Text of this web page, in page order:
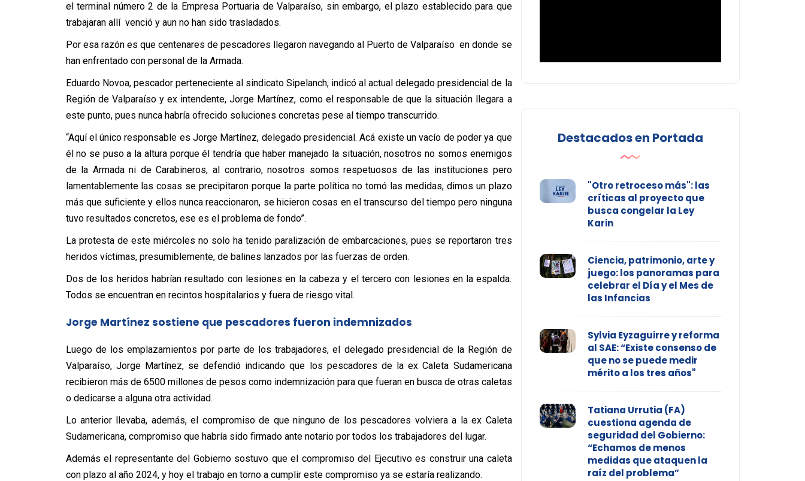
el terminal número 2 de la Empresa Portuaria de Valparaíso, sin embargo, el plazo establecido para que
trabajaran allí venció y aun no han sido trasladados.
Por esa razón es que centenares de pescadores llegaron navegando al Puerto de Valparaíso en donde se
han enfrentado con personal de la Armada.
Eduardo Novoa, pescador perteneciente al sindicato Sipelanch, indicó al actual delegado presidencial de la
Región de Valparaíso y ex intendente, Jorge Martínez, como el responsable de que la situación llegara a
este punto, pues nunca habría ofrecido soluciones concretas pese al tiempo transcurrido.
“Aquí el único responsable es Jorge Martínez, delegado presidencial. Acá existe un vacío de poder ya que
él no se puso a la altura porque él tendría que haber manejado la situación, nosotros no somos enemigos
de la Armada ni de Carabineros, al contrario, nosotros somos respetuosos de las instituciones pero
lamentablemente las cosas se precipitaron porque la parte política no tomó las medidas, dimos un plazo
más que suficiente y ellos nunca reaccionaron, se hicieron cosas en el transcurso del tiempo pero ninguna
tuvo resultados concretos, ese es el problema de fondo”.
La protesta de este miércoles no solo ha tenido paralización de embarcaciones, pues se reportaron tres
heridos víctimas, presumiblemente, de balines lanzados por las fuerzas de orden.
Dos de los heridos habrían resultado con lesiones en la cabeza y el tercero con lesiones en la espalda.
Todos se encuentran en recintos hospitalarios y fuera de riesgo vital.
Jorge Martínez sostiene que pescadores fueron indemnizados
Luego de los emplazamientos por parte de los trabajadores, el delegado presidencial de la Región de
Valparaíso, Jorge Martínez, se defendió indicando que los pescadores de la ex Caleta Sudamericana
recibieron más de 6500 millones de pesos como indemnización para que fueran en busca de otras caletas
o dedicarse a alguna otra actividad.
Lo anterior llevaba, además, el compromiso de que ninguno de los pescadores volviera a la ex Caleta
Sudamericana, compromiso que habría sido firmado ante notario por todos los trabajadores del lugar.
Además el representante del Gobierno sostuvo que el compromiso del Ejecutivo es construir una caleta
con plazo al año 2024, y hoy el trabajo en torno a cumplir este compromiso ya se estaría realizando.
Destacados en Portada
"Otro retroceso más": las
críticas al proyecto que
busca congelar la Ley
Karin
Ciencia, patrimonio, arte y
juego: los panoramas para
celebrar el Día y el Mes de
las Infancias
Sylvia Eyzaguirre y reforma
al SAE: “Existe consenso de
que no se puede medir
mérito a los tres años"
Tatiana Urrutia (FA)
cuestiona agenda de
seguridad del Gobierno:
“Echamos de menos
medidas que ataquen la
raíz del problema”